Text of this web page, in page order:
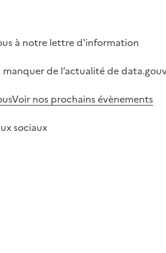
à notre lettre d'information
manquer de l’actualité de
Voir nos prochains évènements
sociaux